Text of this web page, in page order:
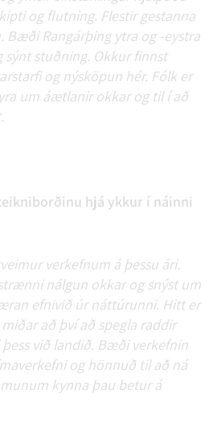
og flutning. Flestir gestanna
Bæði Rangárþing ytra og -eystra
sýnt stuðning. Okkur finnst
og nýsköpun hér. Fólk er
um áætlanir okkar og til í að
hjá ykkur í náinni
verkefnum á þessu ári.
nálgun okkar og snýst um
efnivið úr náttúrunni. Hitt er
að því að spegla raddir
þess við landið. Bæði verkefnin
og hönnuð til að ná
kynna þau betur á